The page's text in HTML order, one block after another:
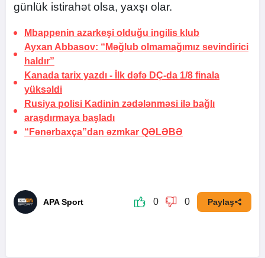
günlük istirahət olsa, yaxşı olar.
Mbappenin azarkeşi olduğu ingilis klub
Ayxan Abbasov: “Məğlub olmamağımız sevindirici
haldır”
Kanada tarix yazdı - İlk dəfə DÇ-da 1/8 finala
yüksəldi
Rusiya polisi Kadinin zədələnməsi ilə bağlı
araşdırmaya başladı
“Fənərbaxça”dan əzmkar QƏLƏBƏ
APA Sport 0 0 Paylaş